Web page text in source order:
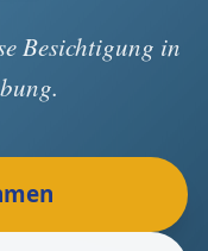
Besichtigung in